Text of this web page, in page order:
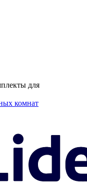
для
комнат